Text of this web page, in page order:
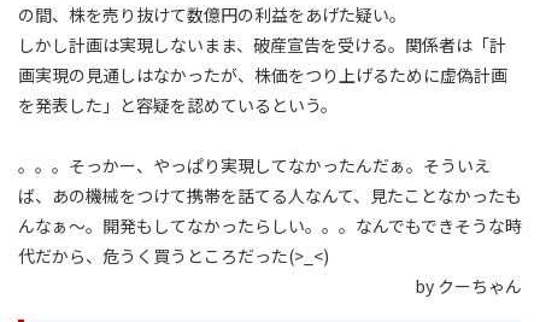
の間、株を売り抜けて数億円の利益をあげた疑い。
しかし計画は実現しないまま、破産宣告を受ける。関係者は「計
画実現の見通しはなかったが、株価をつり上げるために虚偽計画
を発表した」と容疑を認めているという。
。。。そっかー、やっぱり実現してなかったんだぁ。そういえ
ば、あの機械をつけて携帯を話てる人なんて、見たことなかったも
んなぁ〜。開発もしてなかったらしい。。。なんでもできそうな時
代だから、危うく買うところだった(>_<)
by クーちゃん